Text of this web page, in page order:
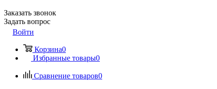
Заказать звонок
Задать вопрос
Войти
Корзина0
Избранные товары0
Сравнение товаров0